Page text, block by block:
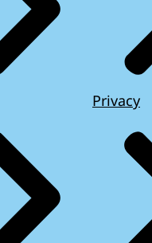
Privacy